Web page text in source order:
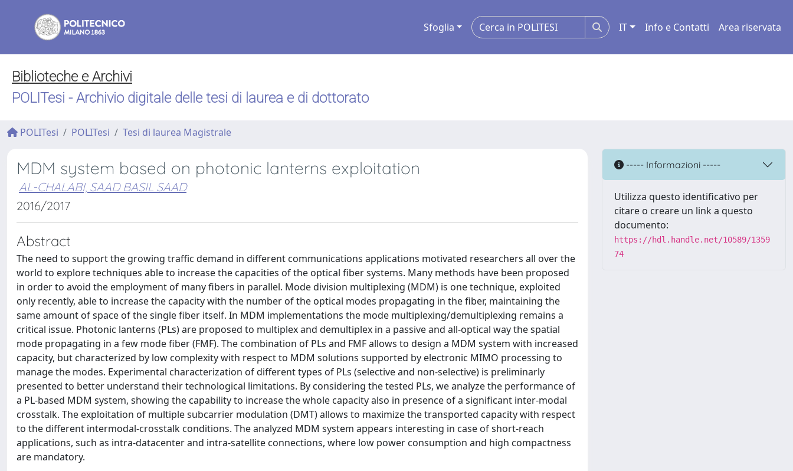
Sfoglia IT Info e Contatti Area riservata
Biblioteche e Archivi
POLITesi - Archivio digitale delle tesi di laurea e di dottorato
POLITesi POLITesi Tesi di laurea Magistrale
MDM system based on photonic lanterns exploitation
AL-CHALABI, SAAD BASIL SAAD
2016/2017
Abstract
The need to support the growing traffic demand in different communications applications motivated researchers all over the
world to explore techniques able to increase the capacities of the optical fiber systems. Many methods have been proposed
in order to avoid the employment of many fibers in parallel. Mode division multiplexing (MDM) is one technique, exploited
only recently, able to increase the capacity with the number of the optical modes propagating in the fiber, maintaining the
same amount of space of the single fiber itself. In MDM implementations the mode multiplexing/demultiplexing remains a
critical issue. Photonic lanterns (PLs) are proposed to multiplex and demultiplex in a passive and all-optical way the spatial
mode propagating in a few mode fiber (FMF). The combination of PLs and FMF allows to design a MDM system with increased
capacity, but characterized by low complexity with respect to MDM solutions supported by electronic MIMO processing to
manage the modes. Experimental characterization of different types of PLs (selective and non-selective) is preliminarly
presented to better understand their technological limitations. By considering the tested PLs, we analyze the performance of
a PL-based MDM system, showing the capability to increase the whole capacity also in presence of a significant inter-modal
crosstalk. The exploitation of multiple subcarrier modulation (DMT) allows to maximize the transported capacity with respect
to the different intermodal-crosstalk conditions. The analyzed MDM system appears interesting in case of short-reach
applications, such as intra-datacenter and intra-satellite connections, where low power consumption and high compactness
are mandatory.
----- Informazioni -----
Utilizza questo identificativo per
citare o creare un link a questo
documento:
https://hdl.handle.net/10589/1359
74